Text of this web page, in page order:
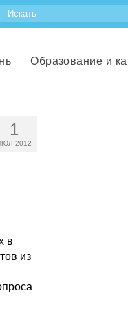
Образование и
1
2012
в
из